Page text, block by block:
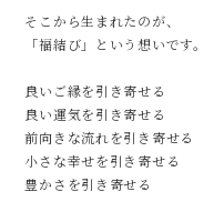
そこから生まれたのが、
「福結び」という想いです。
良いご縁を引き寄せる
良い運気を引き寄せる
前向きな流れを引き寄せる
小さな幸せを引き寄せる
豊かさを引き寄せる